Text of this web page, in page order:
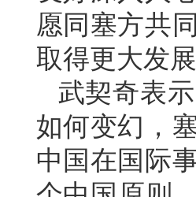
愿同塞方共
取得更大发
武契奇表
如何变幻，
中国在国际